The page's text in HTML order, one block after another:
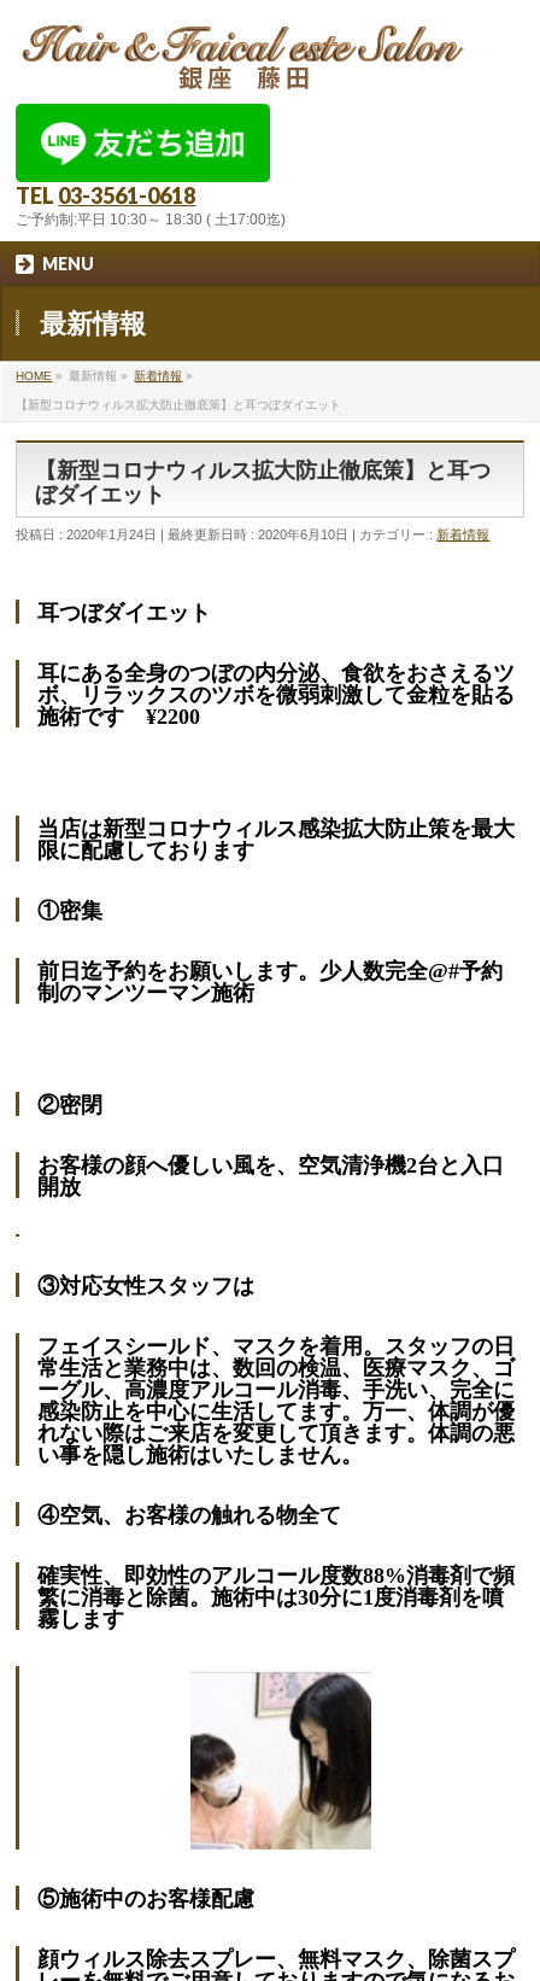
TEL 03-3561-0618
ご予約制:平日 10:30～ 18:30 ( 土17:00迄)
MENU
最新情報
HOME » 最新情報 » 新着情報 »
【新型コロナウィルス拡大防止徹底策】と耳つぼダイエット
【新型コロナウィルス拡大防止徹底策】と耳つ
ぼダイエット
投稿日 : 2020年1月24日 最終更新日時 : 2020年6月10日 カテゴリー : 新着情報
耳つぼダイエット
耳にある全身のつぼの内分泌、食欲をおさえるツ
ボ、リラックスのツボを微弱刺激して金粒を貼る
施術です ¥2200
当店は新型コロナウィルス感染拡大防止策を最大
限に配慮しております
①密集
前日迄予約をお願いします。少人数完全@#予約
制のマンツーマン施術
②密閉
お客様の顔へ優しい風を、 空気清浄機2台と入口
開放
③対応女性スタッフは
フェイスシールド、マスクを着用。スタッフの日
常生活と業務中は、数回の検温、医療マスク、ゴ
ーグル、高濃度アルコール消毒、手洗い、完全に
感染防止を中心に生活してます。万一、体調が優
れない際はご来店を変更して頂きます。体調の悪
い事を隠し施術はいたしません。
④空気、お客様の触れる物全て
確実性、即効性のアルコール度数88%消毒剤で頻
繁に消毒と除菌。施術中は30分に1度消毒剤を噴
霧します
⑤施術中のお客様配慮
顔ウィルス除去スプレー、無料マスク、除菌スプ